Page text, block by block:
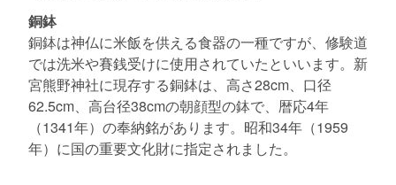
銅鉢
銅鉢は神仏に米飯を供える食器の一種ですが、修験道
では洗米や賽銭受けに使用されていたといいます。新
宮熊野神社に現存する銅鉢は、高さ28cm、口径
62.5cm、高台径38cmの朝顔型の鉢で、暦応4年
（1341年）の奉納銘があります。昭和34年（1959
年）に国の重要文化財に指定されました。